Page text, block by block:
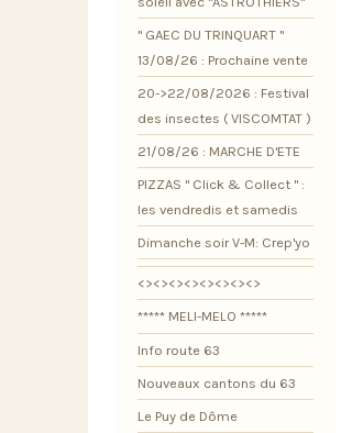
" GAEC DU TRINQUART "
13/08/26 : Prochaine vente
20->22/08/2026 : Festival
des insectes ( VISCOMTAT )
21/08/26 : MARCHE D'ETE
PIZZAS " Click & Collect " :
les vendredis et samedis
Dimanche soir V-M: Crep'yo
<><><><><><><><>
***** MELI-MELO *****
Info route 63
Nouveaux cantons du 63
Le Puy de Dôme